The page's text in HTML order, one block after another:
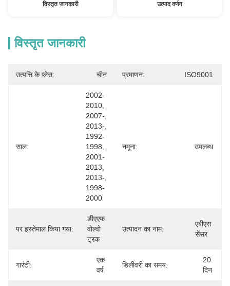
विस्तृत जानकारी उत्पाद वर्णन
विस्तृत जानकारी
उत्पत्ति के प्लेस: चीन प्रमाणन: ISO9001
साल:
2002-
2010,
2007-,
2013-,
1992-
1998,
2001-
2013,
2013-,
1998-
2000
नमूना: उपलब्ध
पर इस्तेमाल किया गया:
डीएएफ
वोल्वो
ट्रक
उत्पादन का नाम:
एबीएस
सेंसर
गारंटी:
एक
वर्ष
डिलीवरी का समय:
20
दिन